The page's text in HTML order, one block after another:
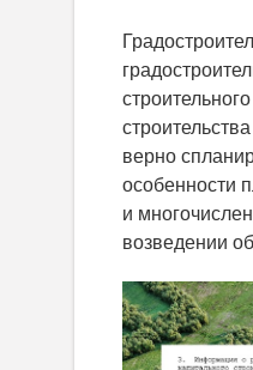
верно
особенности
и
возведении